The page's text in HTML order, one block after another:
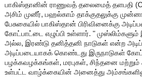
பாகிஸ்தானின் ராணுவத் தலைமைத் தளபதி (
அசிம் முனீர், பஹல்காம் தாக்குதலுக்கு
பேசுகையில் பாகிஸ்தான் பிரிவினைக்கு
கோட்பாட்டை எழுப்பி உள்ளார். "
அல்ல, இரண்டு தனித்தனி நாடுகள் என்ற
அடிப்படையாகக் கொண்டது இருநாடுகள்
பழக்கவழக்கங்கள், மரபுகள், சிந்தனை
உள்பட்ட வாழ்க்கையின் அனைத்து